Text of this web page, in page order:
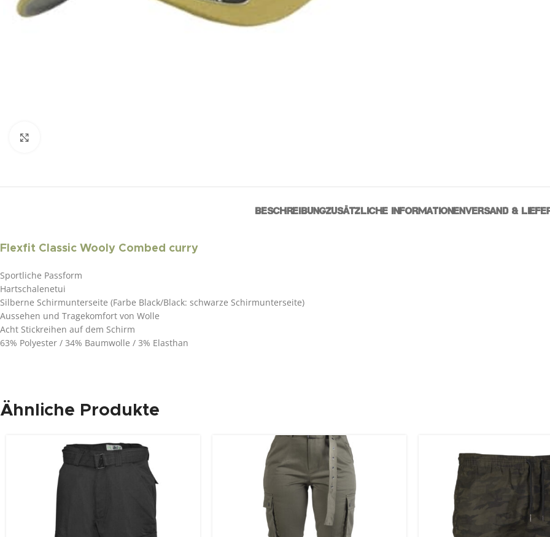
BESCHREIBUNGZUSÄTZLICHE INFORMATIONENVERSAND &
Flexfit Classic Wooly Combed curry
Sportliche Passform
Hartschalenetui
Silberne Schirmunterseite (Farbe Black/Black: schwarze Schirmunterseite)
Aussehen und Tragekomfort von Wolle
Acht Stickreihen auf dem Schirm
63% Polyester / 34% Baumwolle / 3% Elasthan
Ähnliche Produkte